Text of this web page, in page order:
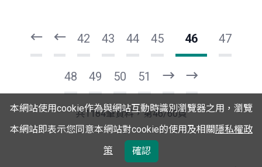
42 43 44 45 46 47
48 49 50 51
頁
一
共1184筆資料，第46/60頁
本網站使用cookie作為與網站互動時識別瀏覽器之用，瀏覽
本網站即表示您同意本網站對cookie的使用及相關隱私權政
策
確認